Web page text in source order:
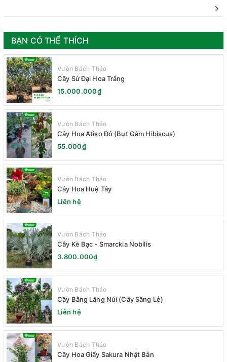
BẠN CÓ THỂ THÍCH
Vườn Bách Thảo
Cây Sứ Đại Hoa Trắng
15.000.000₫
Vườn Bách Thảo
Cây Hoa Atiso Đỏ (Bụt Gấm Hibiscus)
55.000₫
Vườn Bách Thảo
Cây Hoa Huệ Tây
Liên hệ
Vườn Bách Thảo
Cây Kè Bạc - Smarckia Nobilis
3.800.000₫
Vườn Bách Thảo
Cây Bằng Lăng Núi (Cây Săng Lẻ)
Liên hệ
Vườn Bách Thảo
Cây Hoa Giấy Sakura Nhật Bản